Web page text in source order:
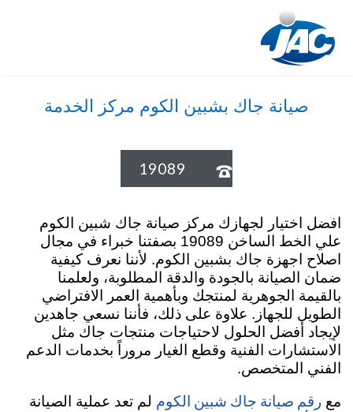
صيانة جاك بشبين الكوم مركز الخدمة

19089
افضل اختيار لجهازك مركز صيانة جاك شبين الكوم
علي الخط الساخن 19089 بصفتنا خبراء في مجال
اصلاح اجهزة جاك بشبين الكوم. لأننا نعرف كيفية
ضمان الصيانة بالجودة والدقة المطلوبة، ولعلمنا
بالقيمة الجوهرية لمنتجك وبأهمية العمر الافتراضي
الطويل للجهاز. علاوة على ذلك، فأننا نسعي جاهدين
لإيجاد أفضل الحلول لاحتياجات منتجات جاك مثل
الاستشارات الفنية وقطع الغيار مروراً بخدمات الدعم
الفني المتخصص.
مع رقم صيانة جاك شبين الكوم لم تعد عملية الصيانة